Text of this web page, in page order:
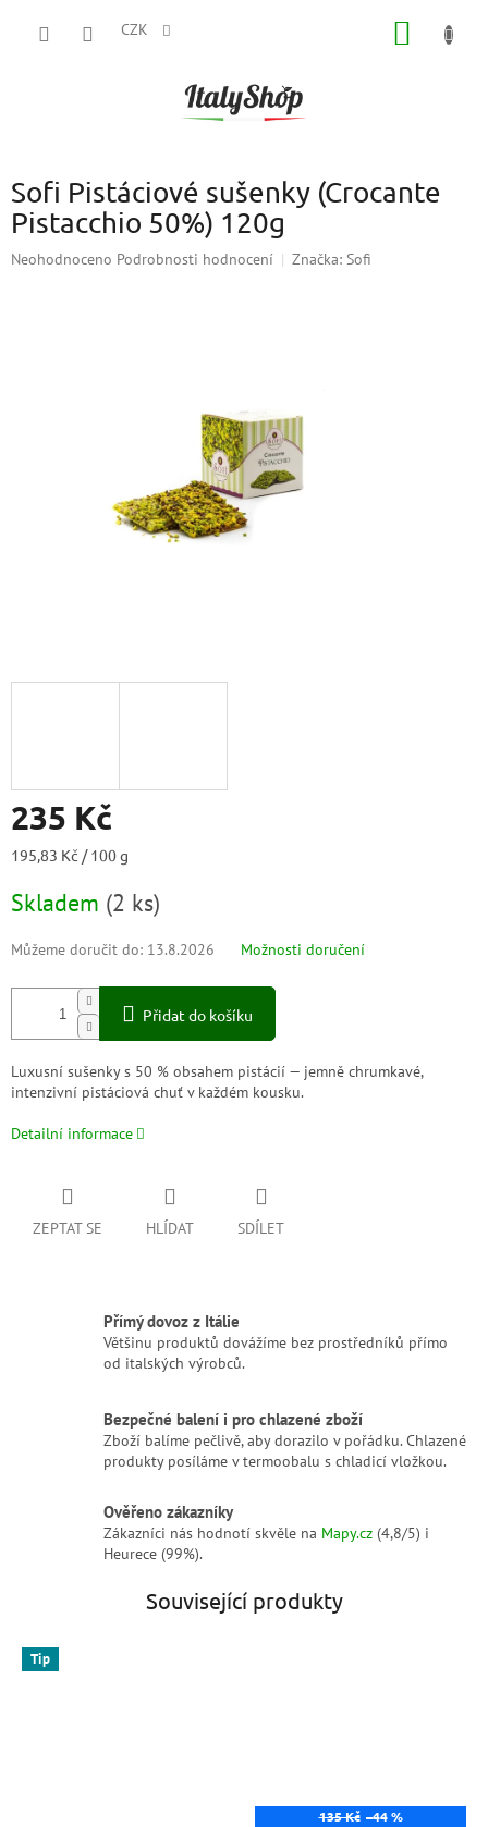
CZK
Sofi Pistáciové sušenky (Crocante
Pistacchio 50%) 120g
Průměrné
Neohodnoceno Podrobnosti hodnocení Značka: Sofi
235 Kč
Měrná
195,83 Kč / 100 g
Skladem (2 ks)
Můžeme doručit do: 13.8.2026 Možnosti doručení
Přidat do košíku
Luxusní sušenky s 50 % obsahem pistácií — jemně chrumkavé,
intenzivní pistáciová chuť v každém kousku.
Detailní informace
ZEPTAT SE HLÍDAT SDÍLET
Přímý dovoz z Itálie
Většinu produktů dovážíme bez prostředníků přímo
od italských výrobců.
Bezpečné balení i pro chlazené zboží
Zboží balíme pečlivě, aby dorazilo v pořádku. Chlazené
produkty posíláme v termoobalu s chladicí vložkou.
Ověřeno zákazníky
Zákazníci nás hodnotí skvěle na Mapy.cz (4,8/5) i
Heurece (99%).
Související produkty
Tip
135 Kč –44 %